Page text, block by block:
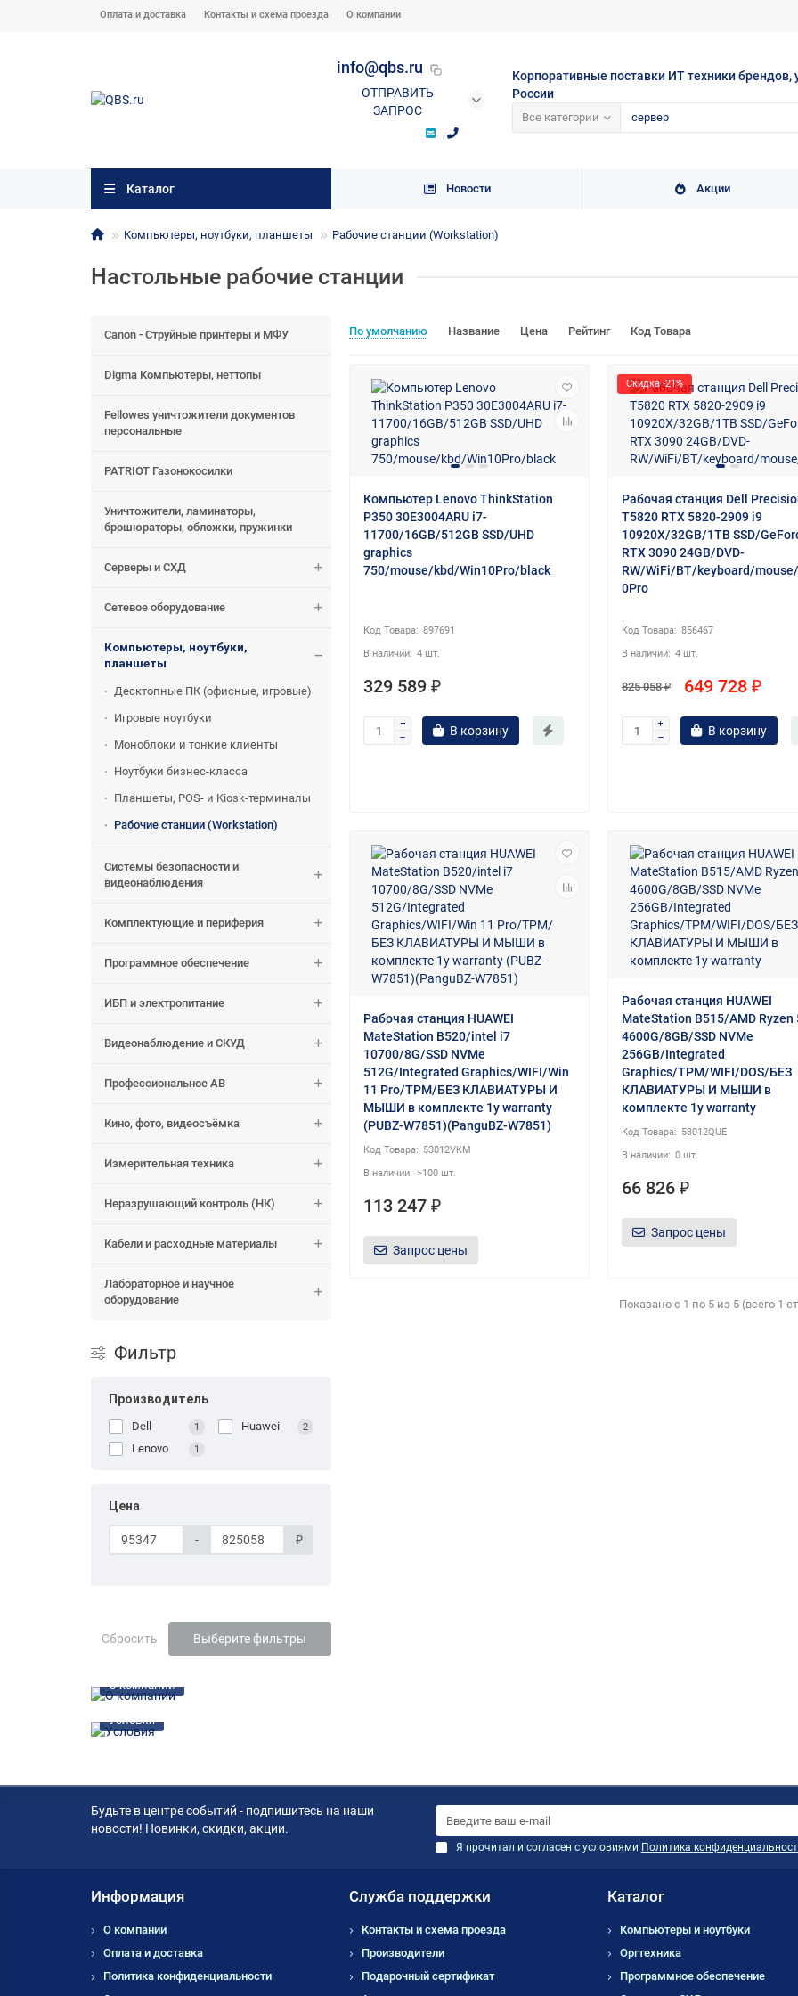
Оплата и доставка Контакты и схема проезда О компании
Корпоративные поставки ИТ техники брендов,
России
Все категории
info@qbs.ru
ОТПРАВИТЬ
ЗАПРОС
Каталог Новости Акции
Компьютеры, ноутбуки, планшеты Рабочие станции (Workstation)
Настольные рабочие станции
Canon - Струйные принтеры и МФУ
Digma Компьютеры, неттопы
Fellowes уничтожители документов
персональные
PATRIOT Газонокосилки
Уничтожители, ламинаторы,
брошюраторы, обложки, пружинки
Серверы и СХД
Сетевое оборудование
Компьютеры, ноутбуки,
планшеты
Десктопные ПК (офисные, игровые)
Игровые ноутбуки
Моноблоки и тонкие клиенты
Ноутбуки бизнес-класса
Планшеты, POS- и Kiosk-терминалы
Рабочие станции (Workstation)
Системы безопасности и
видеонаблюдения
Комплектующие и периферия
Программное обеспечение
ИБП и электропитание
Видеонаблюдение и СКУД
Профессиональное АВ
Кино, фото, видеосъёмка
Измерительная техника
Неразрушающий контроль (НК)
Кабели и расходные материалы
Лабораторное и научное
оборудование
Фильтр
Производитель
Dell 1 Huawei 2
Lenovo 1
Цена
- ₽
Сбросить Выберите фильтры
О компании
Условия
По умолчанию Название Цена Рейтинг Код Товара
Компьютер Lenovo ThinkStation
P350 30E3004ARU i7-
11700/16GB/512GB SSD/UHD
graphics
750/mouse/kbd/Win10Pro/black
897691
4 шт.
329 589 ₽
В корзину
Скидка -21%
Рабочая станция Dell
T5820 RTX 5820-2909 i9
10920X/32GB/1TB SSD/
RTX 3090 24GB/DVD-
RW/WiFi/BT/keyboard/
0Pro
856467
4 шт.
825 058 ₽ 649 728 ₽
В корзину
Рабочая станция HUAWEI
MateStation B520/intel i7
10700/8G/SSD NVMe
512G/Integrated Graphics/WIFI/Win
11 Pro/TPM/БЕЗ КЛАВИАТУРЫ И
МЫШИ в комплекте 1y warranty
(PUBZ-W7851)(PanguBZ-W7851)
53012VKM
>100 шт.
113 247 ₽
Запрос цены
Рабочая станция HUAWEI
MateStation B515/AMD Ryzen
4600G/8GB/SSD NVMe
256GB/Integrated
Graphics/TPM/WIFI/DOS/БЕЗ
КЛАВИАТУРЫ И МЫШИ в
комплекте 1y warranty
53012QUE
0 шт.
66 826 ₽
Запрос цены
Показано с 1 по 5 из 5 (всего 1
Будьте в центре событий - подпишитесь на наши
новости! Новинки, скидки, акции.
Я прочитал и согласен с условиями Политика
Информация
О компании
Оплата и доставка
Политика конфиденциальности
Служба поддержки
Контакты и схема проезда
Производители
Подарочный сертификат
Каталог
Компьютеры и ноутбуки
Оргтехника
Программное обеспечение